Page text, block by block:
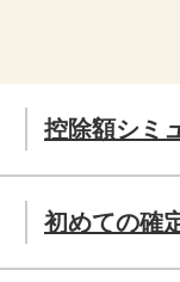
控除額シミ
初めての確